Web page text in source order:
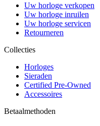
Uw horloge verkopen
Uw horloge inruilen
Uw horloge servicen
Retourneren
Collecties
Horloges
Sieraden
Certified Pre-Owned
Accessoires
Betaalmethoden